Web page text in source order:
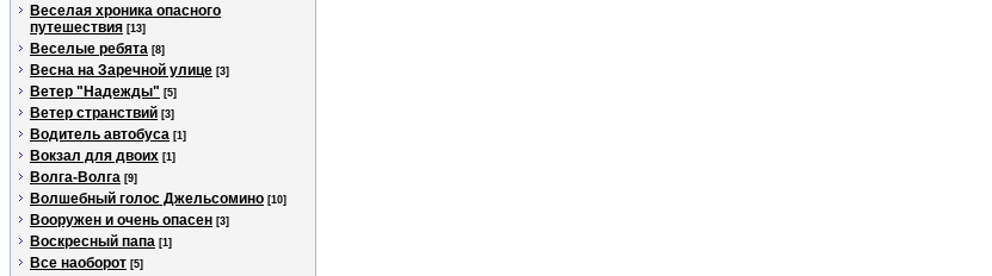
Веселая хроника опасного
путешествия [13]
Веселые ребята [8]
Весна на Заречной улице [3]
Ветер "Надежды" [5]
Ветер странствий [3]
Водитель автобуса [1]
Вокзал для двоих [1]
Волга-Волга [9]
Волшебный голос Джельсомино [10]
Вооружен и очень опасен [3]
Воскресный папа [1]
Все наоборот [5]